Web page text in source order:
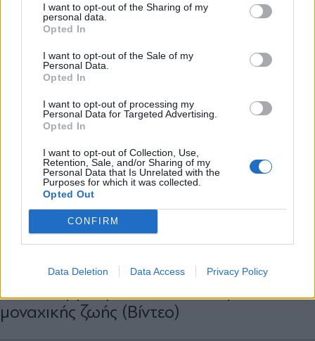
I want to opt-out of the Sharing of my
personal data.
Opted In
I want to opt-out of the Sale of my
Personal Data.
Opted In
I want to opt-out of processing my
Personal Data for Targeted Advertising.
Opted In
I want to opt-out of Collection, Use,
Retention, Sale, and/or Sharing of my
Personal Data that Is Unrelated with the
Purposes for which it was collected.
Opted Out
CONFIRM
Data Deletion Data Access Privacy Policy
STORIES 06.08.2026 06:37
ΚΑΤΕΡΙΝΑ ΜΑΡΑΓΚΟΥ
Ντοκιμαντέρ parapolitika.gr: "Στα ρίζα
του βράχου" - Ένα ντοκιμαντέρ για τη
Μονή Κορμπόβου και τη δύναμη της
μοναχικής ζωής (Βίντεο)
Αποδέχομαι τους
και την πολιτική απορρήτου
X